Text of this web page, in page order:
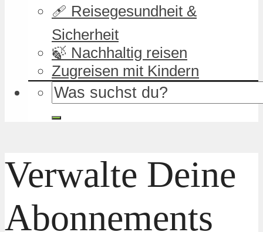
🩹 Reisegesundheit &
Sicherheit
🍃 Nachhaltig reisen
Zugreisen mit Kindern
Verwalte Deine
Abonnements